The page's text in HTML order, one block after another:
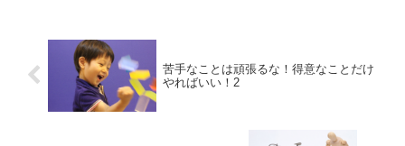
苦手なことは頑張るな！得意なことだけ
やればいい！2